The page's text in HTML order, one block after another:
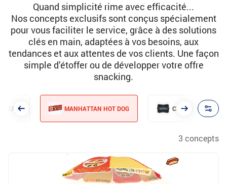
Quand simplicité rime avec efficacité...
Nos concepts exclusifs sont conçus spécialement
pour vous faciliter le service, grâce à des solutions
clés en main, adaptées à vos besoins, aux
tendances et aux attentes de vos clients. Une façon
simple d’étoffer ou de développer votre offre
snacking.
MANHATTAN HOT DOG CREPIOTTE
3 concepts